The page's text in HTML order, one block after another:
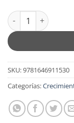
La Pirámide De
SKU:9781646911530
Categorías: